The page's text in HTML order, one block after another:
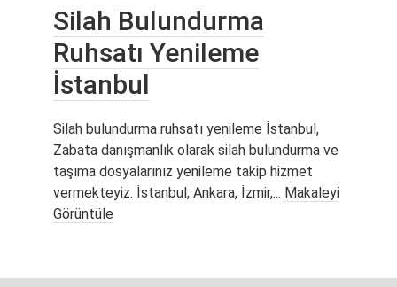
Silah Bulundurma
Ruhsatı Yenileme
İstanbul
Silah bulundurma ruhsatı yenileme İstanbul,
Zabata danışmanlık olarak silah bulundurma ve
taşıma dosyalarınız yenileme takip hizmet
vermekteyiz. İstanbul, Ankara, İzmir,... Makaleyi
Görüntüle